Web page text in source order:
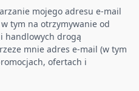
mojego adresu e-mail
tym na otrzymywanie od
handlowych drogą
mnie adres e-mail (w tym
ofertach i